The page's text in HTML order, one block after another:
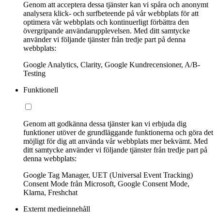
Genom att acceptera dessa tjänster kan vi spåra och anonymt
analysera klick- och surfbeteende på vår webbplats för att
optimera vår webbplats och kontinuerligt förbättra den
övergripande användarupplevelsen. Med ditt samtycke
använder vi följande tjänster från tredje part på denna
webbplats:
Google Analytics, Clarity, Google Kundrecensioner, A/B-
Testing
Funktionell
Genom att godkänna dessa tjänster kan vi erbjuda dig
funktioner utöver de grundläggande funktionerna och göra det
möjligt för dig att använda vår webbplats mer bekvämt. Med
ditt samtycke använder vi följande tjänster från tredje part på
denna webbplats:
Google Tag Manager, UET (Universal Event Tracking)
Consent Mode från Microsoft, Google Consent Mode,
Klarna, Freshchat
Externt medieinnehåll